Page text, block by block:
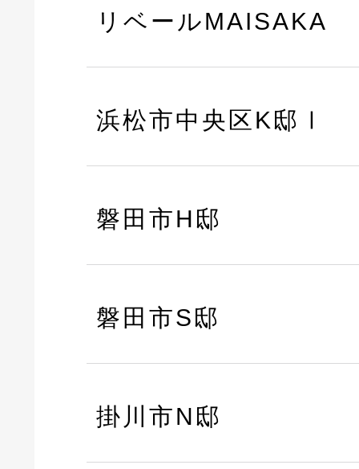
リベールMAISAKA
浜松市中央区K邸Ⅰ
磐田市H邸
磐田市S邸
掛川市N邸